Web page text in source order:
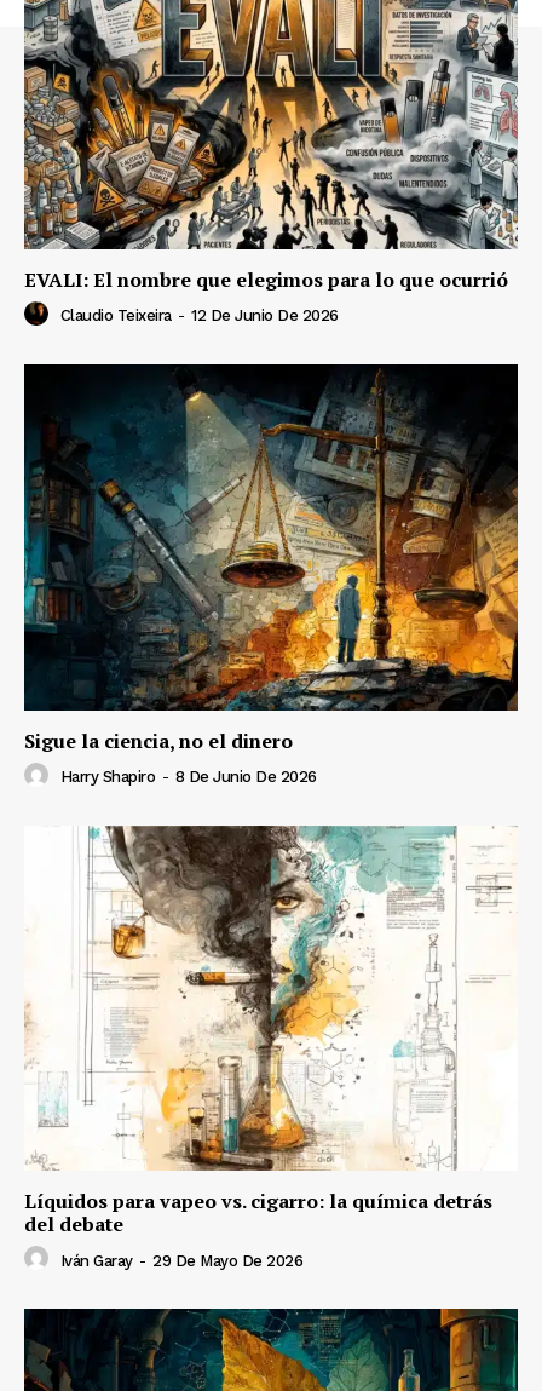
EVALI: El nombre que elegimos para lo que ocurrió
Claudio Teixeira - 12 De Junio De 2026
Sigue la ciencia, no el dinero
Harry Shapiro - 8 De Junio De 2026
Líquidos para vapeo vs. cigarro: la química detrás
del debate
Iván Garay - 29 De Mayo De 2026